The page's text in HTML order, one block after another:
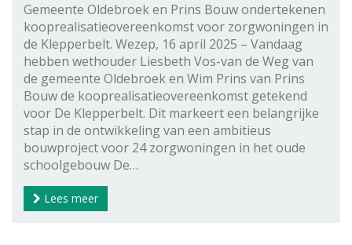
Gemeente Oldebroek en Prins Bouw ondertekenen
kooprealisatieovereenkomst voor zorgwoningen in
de Klepperbelt. Wezep, 16 april 2025 – Vandaag
hebben wethouder Liesbeth Vos-van de Weg van
de gemeente Oldebroek en Wim Prins van Prins
Bouw de kooprealisatieovereenkomst getekend
voor De Klepperbelt. Dit markeert een belangrijke
stap in de ontwikkeling van een ambitieus
bouwproject voor 24 zorgwoningen in het oude
schoolgebouw De…
Lees meer